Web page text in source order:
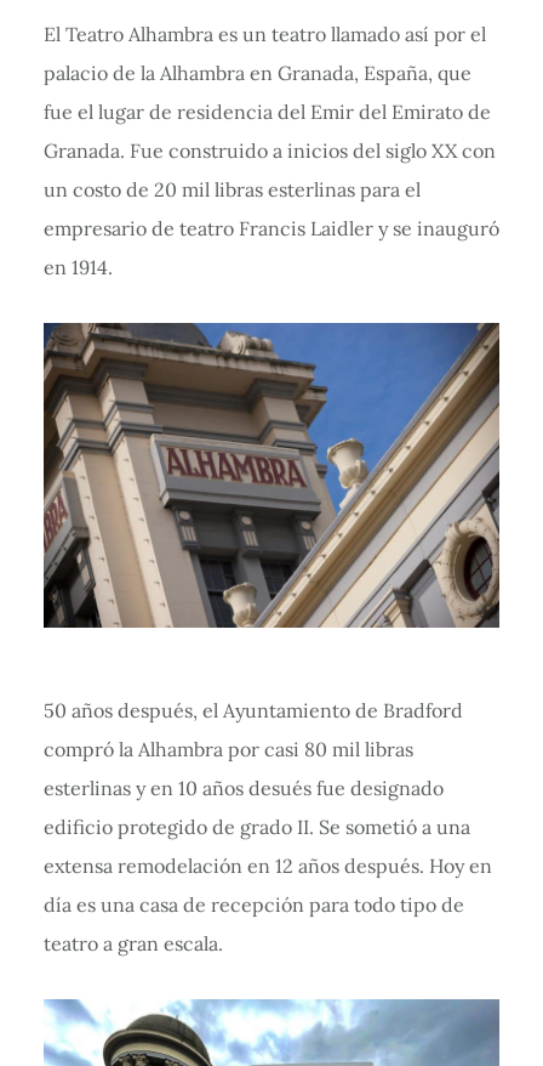
El Teatro Alhambra es un teatro llamado así por el
palacio de la Alhambra en Granada, España, que
fue el lugar de residencia del Emir del Emirato de
Granada. Fue construido a inicios del siglo XX con
un costo de 20 mil libras esterlinas para el
empresario de teatro Francis Laidler y se inauguró
en 1914.
50 años después, el Ayuntamiento de Bradford
compró la Alhambra por casi 80 mil libras
esterlinas y en 10 años desués fue designado
edificio protegido de grado II. Se sometió a una
extensa remodelación en 12 años después. Hoy en
día es una casa de recepción para todo tipo de
teatro a gran escala.